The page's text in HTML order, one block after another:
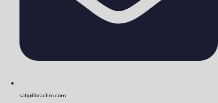
sat@fibraclim.com